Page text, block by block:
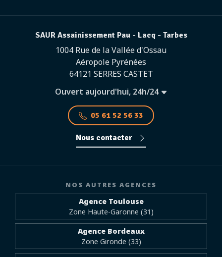
SAUR Assainissement Pau - Lacq - Tarbes
1004 Rue de la Vallée d'Ossau
Aéropole Pyrénées
64121 SERRES CASTET
Ouvert aujourd'hui, 24h/24
05 61 52 56 33
Nous contacter
NOS AUTRES AGENCES
Agence Toulouse
Zone Haute-Garonne (31)
Agence Bordeaux
Zone Gironde (33)